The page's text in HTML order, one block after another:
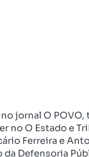
jornal O POVO,
no O Estado e
Ferreira e
Defensoria